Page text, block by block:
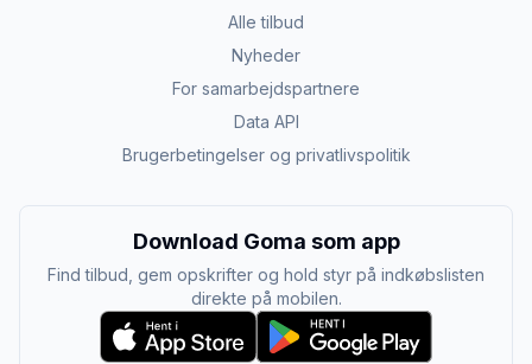
Alle tilbud
Nyheder
For samarbejdspartnere
Data API
Brugerbetingelser og privatlivspolitik
Download Goma som app
Find tilbud, gem opskrifter og hold styr på indkøbslisten
direkte på mobilen.